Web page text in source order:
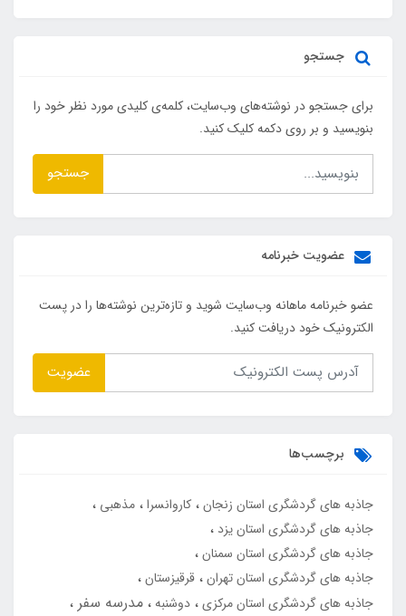
جستجو
برای جستجو در نوشته‌های وب‌سایت، کلمه‌ی کلیدی مورد نظر خود را
بنویسید و بر روی دکمه کلیک کنید.
جستجو
عضویت خبرنامه
عضو خبرنامه ماهانه وب‌سایت شوید و تازه‌ترین نوشته‌ها را در پست
الکترونیک خود دریافت کنید.
عضویت
برچسب‌ها
جاذبه های گردشگری استان زنجان کاروانسرا مذهبی
جاذبه های گردشگری استان یزد
جاذبه های گردشگری استان سمنان
جاذبه های گردشگری استان تهران قرقیزستان
جاذبه های گردشگری استان مرکزی دوشنبه مدرسه سفر